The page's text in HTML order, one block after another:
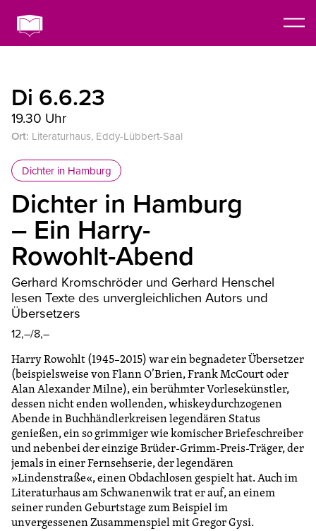
Di 6.6.23
19.30 Uhr
Ort: Literaturhaus, Eddy-Lübbert-Saal
Dichter in Hamburg
Dichter in Hamburg
– Ein Harry-
Rowohlt-Abend
Gerhard Kromschröder und Gerhard Henschel
lesen Texte des unvergleichlichen Autors und
Übersetzers
12,–/8,–
Harry Rowohlt (1945–2015) war ein begnadeter Übersetzer
(beispielsweise von Flann O’Brien, Frank McCourt oder
Alan Alexander Milne), ein berühmter Vorlesekünstler,
dessen nicht enden wollenden, whiskeydurchzogenen
Abende in Buchhändlerkreisen legendären Status
genießen, ein so grimmiger wie komischer Briefeschreiber
und nebenbei der einzige Brüder-Grimm-Preis-Träger, der
jemals in einer Fernsehserie, der legendären
»Lindenstraße«, einen Obdachlosen gespielt hat. Auch im
Literaturhaus am Schwanenwik trat er auf, an einem
seiner runden Geburtstage zum Beispiel im
unvergessenen Zusammenspiel mit Gregor Gysi.